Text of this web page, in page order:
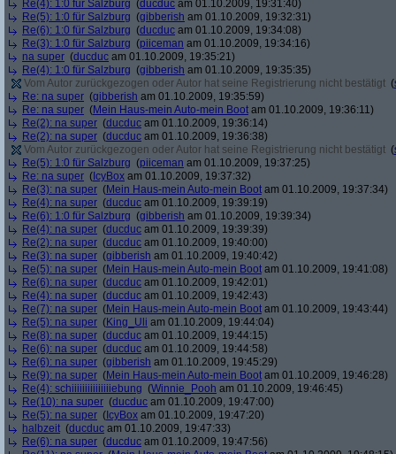
Re(4): 1:0 für Salzburg (ducduc am 01.10.2009, 19:31:40)
Re(5): 1:0 für Salzburg (gibberish am 01.10.2009, 19:32:31)
Re(6): 1:0 für Salzburg (ducduc am 01.10.2009, 19:34:08)
Re(3): 1:0 für Salzburg (piiceman am 01.10.2009, 19:34:16)
na super (ducduc am 01.10.2009, 19:35:21)
Re(4): 1:0 für Salzburg (gibberish am 01.10.2009, 19:35:35)
Vom Autor zurückgezogen oder Autor hat seine Registrierung nicht bestätigt (
Re: na super (gibberish am 01.10.2009, 19:35:59)
Re: na super (Mein Haus-mein Auto-mein Boot am 01.10.2009, 19:36:11)
Re(2): na super (ducduc am 01.10.2009, 19:36:14)
Re(2): na super (ducduc am 01.10.2009, 19:36:38)
Vom Autor zurückgezogen oder Autor hat seine Registrierung nicht bestätigt (
Re(5): 1:0 für Salzburg (piiceman am 01.10.2009, 19:37:25)
Re: na super ( IcyBox am 01.10.2009, 19:37:32)
Re(3): na super (Mein Haus-mein Auto-mein Boot am 01.10.2009, 19:37:34)
Re(4): na super (ducduc am 01.10.2009, 19:39:19)
Re(6): 1:0 für Salzburg (gibberish am 01.10.2009, 19:39:34)
Re(4): na super (ducduc am 01.10.2009, 19:39:39)
Re(2): na super (ducduc am 01.10.2009, 19:40:00)
Re(3): na super (gibberish am 01.10.2009, 19:40:42)
Re(5): na super (Mein Haus-mein Auto-mein Boot am 01.10.2009, 19:41:08)
Re(6): na super (ducduc am 01.10.2009, 19:42:01)
Re(4): na super (ducduc am 01.10.2009, 19:42:43)
Re(7): na super (Mein Haus-mein Auto-mein Boot am 01.10.2009, 19:43:44)
Re(5): na super (King_Uli am 01.10.2009, 19:44:04)
Re(8): na super (ducduc am 01.10.2009, 19:44:15)
Re(6): na super (ducduc am 01.10.2009, 19:44:58)
Re(6): na super (gibberish am 01.10.2009, 19:45:29)
Re(9): na super (Mein Haus-mein Auto-mein Boot am 01.10.2009, 19:46:28)
Re(4): schiiiiiiiiiiiiiiiebung (Winnie_Pooh am 01.10.2009, 19:46:45)
Re(10): na super (ducduc am 01.10.2009, 19:47:00)
Re(5): na super ( IcyBox am 01.10.2009, 19:47:20)
halbzeit (ducduc am 01.10.2009, 19:47:33)
Re(6): na super (ducduc am 01.10.2009, 19:47:56)